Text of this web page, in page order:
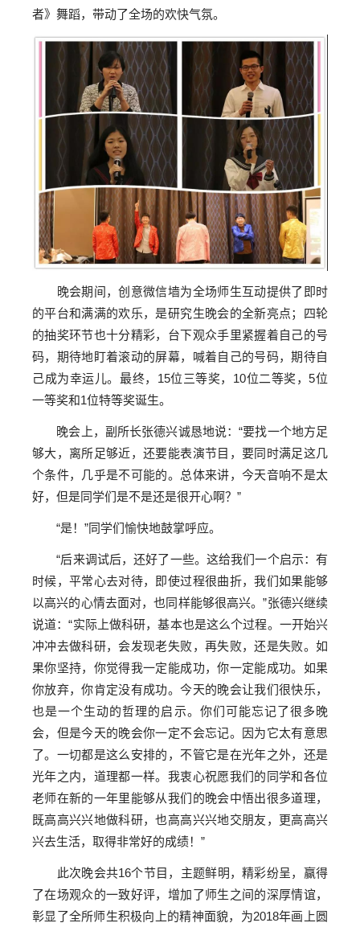
者》舞蹈，带动了全场的欢快气氛。
晚会期间，创意微信墙为全场师生互动提供了 即时
的平台和满满的欢乐，是研究生晚会的全新亮点；四轮
的抽奖环节也十分精彩，台下观众手里紧握着自己的号
码，期待地盯着滚动的屏幕，喊着自己的号码，期待自
己成为幸运儿。最终，15位三等奖，10位二等奖，5位
一等奖和1位特等奖诞生。
晚会上，副所长张德兴诚恳地说：“要找一个地方足
够大，离所足够近，还要能表演节目，要同时满足这几
个条件，几乎是不可能的。总体来讲，今天音响不是太
好，但是同学们是不是还是很开心啊？”
“是！”同学们愉快地鼓掌呼应。
“后来调试后，还好了一些。这给我们一个启示：有
时候，平常心去对待，即使过程很曲折，我们如果能够
以高兴的心情去面对，也同样能够很高兴。”张德兴继续
说道：“实际上做科研，基本也是这么个过程。一开始兴
冲冲去做科研，会发现老失败，再失败，还是失败。如
果你坚持，你觉得我一定能成功，你一定能成功。如果
你放弃，你肯定没有成功。今天的晚会让我们很快乐，
也是一个生动的哲理的启示。 你们可能忘记了很多晚
会，但是今天的晚会你一定不会忘记。因为它太有意思
了。 一切都是这么安排的，不管它是在光年之外，还是
光年之内，道理都一样。 我衷心祝愿我们的同学和各位
老师在新的一年里能够从我们的晚会中悟出很多道理，
既高高兴兴地做科研，也高高兴兴地交朋友，更高高兴
兴去生活，取得非常好的成绩！ ”
此次晚会共16个节目，主题鲜明，精彩纷呈，赢得
了在场观众的一致好评，增加了师生之间的深厚情谊，
彰显了全所师生积极向上的精神面貌，为2018年画上圆